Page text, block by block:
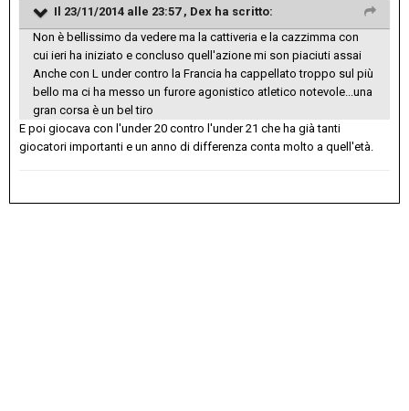
Il 23/11/2014 alle 23:57 , Dex ha scritto:
Non è bellissimo da vedere ma la cattiveria e la cazzimma con
cui ieri ha iniziato e concluso quell'azione mi son piaciuti assai
Anche con L under contro la Francia ha cappellato troppo sul più
bello ma ci ha messo un furore agonistico atletico notevole...una
gran corsa è un bel tiro
E poi giocava con l'under 20 contro l'under 21 che ha già tanti
giocatori importanti e un anno di differenza conta molto a quell'età.